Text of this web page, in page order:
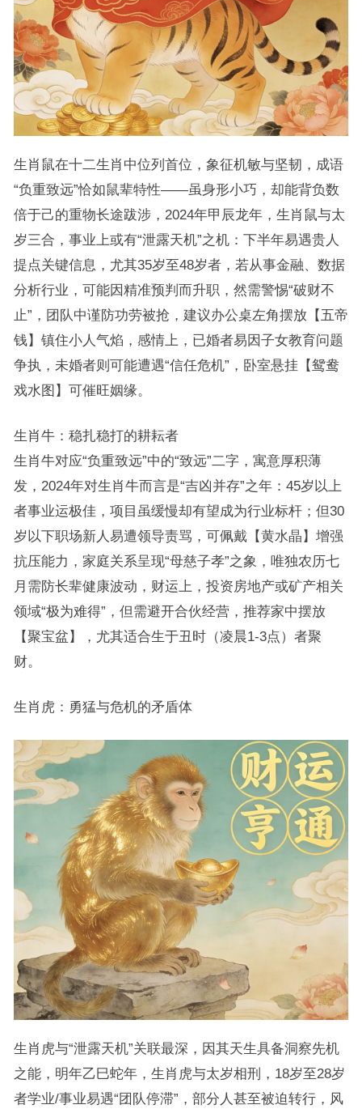
生肖鼠在十二生肖中位列首位，象征机敏与坚韧，成语
“负重致远”恰如鼠辈特性——虽身形小巧，却能背负数
倍于己的重物长途跋涉，2024年甲辰龙年，生肖鼠与太
岁三合，事业上或有“泄露天机”之机：下半年易遇贵人
提点关键信息，尤其35岁至48岁者，若从事金融、数据
分析行业，可能因精准预判而升职，然需警惕“破财不
止”，团队中谨防功劳被抢，建议办公桌左角摆放【五帝
钱】镇住小人气焰，感情上，已婚者易因子女教育问题
争执，未婚者则可能遭遇“信任危机”，卧室悬挂【鸳鸯
戏水图】可催旺姻缘。
生肖牛：稳扎稳打的耕耘者
生肖牛对应“负重致远”中的“致远”二字，寓意厚积薄
发，2024年对生肖牛而言是“吉凶并存”之年：45岁以上
者事业运极佳，项目虽缓慢却有望成为行业标杆；但30
岁以下职场新人易遭领导责骂，可佩戴【黄水晶】增强
抗压能力，家庭关系呈现“母慈子孝”之象，唯独农历七
月需防长辈健康波动，财运上，投资房地产或矿产相关
领域“极为难得”，但需避开合伙经营，推荐家中摆放
【聚宝盆】，尤其适合生于丑时（凌晨1-3点）者聚
财。
生肖虎：勇猛与危机的矛盾体
生肖虎与“泄露天机”关联最深，因其天生具备洞察先机
之能，明年乙巳蛇年，生肖虎与太岁相刑，18岁至28岁
者学业/事业易遇“团队停滞”，部分人甚至被迫转行，风